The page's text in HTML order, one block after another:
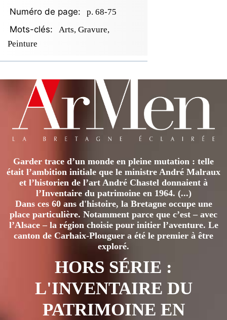
Numéro de page: p. 68-75
Mots-clés:
Arts, Gravure,
Peinture
Garder trace d’un monde en pleine mutation : telle
était l’ambition initiale que le ministre André Malraux
et l’historien de l’art André Chastel donnaient à
l’Inventaire du patrimoine en 1964. (...)
Dans ces 60 ans d'histoire, la Bretagne occupe une
place particulière. Notamment parce que c’est – avec
l’Alsace – la région choisie pour initier l’aventure. Le
canton de Carhaix-Plouguer a été le premier à être
exploré.
HORS SÉRIE :
L'INVENTAIRE DU
PATRIMOINE EN